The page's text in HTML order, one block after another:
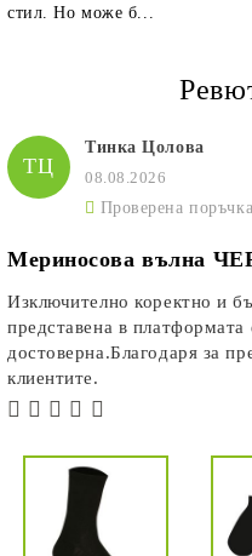
стил. Но може б...
ТЦ
Тинка Цолова
08.08.2026
Проверена поръчка
Мериносова вълна
Изключително коректно и
представена в платформата
достоверна.Благодаря за
клиентите.